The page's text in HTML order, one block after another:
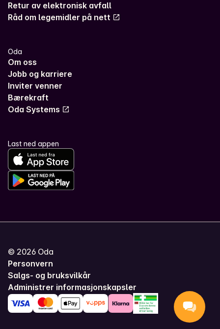
Retur av elektronisk avfall
Råd om legemidler på nett
Oda
Om oss
Jobb og karriere
Inviter venner
Bærekraft
Oda Systems
Last ned appen
© 2026 Oda
Personvern
Salgs- og bruksvilkår
Administrer informasjonskapsler